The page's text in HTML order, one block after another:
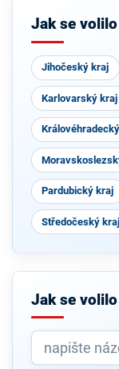
Jak se
Jihočeský kraj
Karlovarský kraj
Pardubický kraj
Středočeský kraj
Jak se